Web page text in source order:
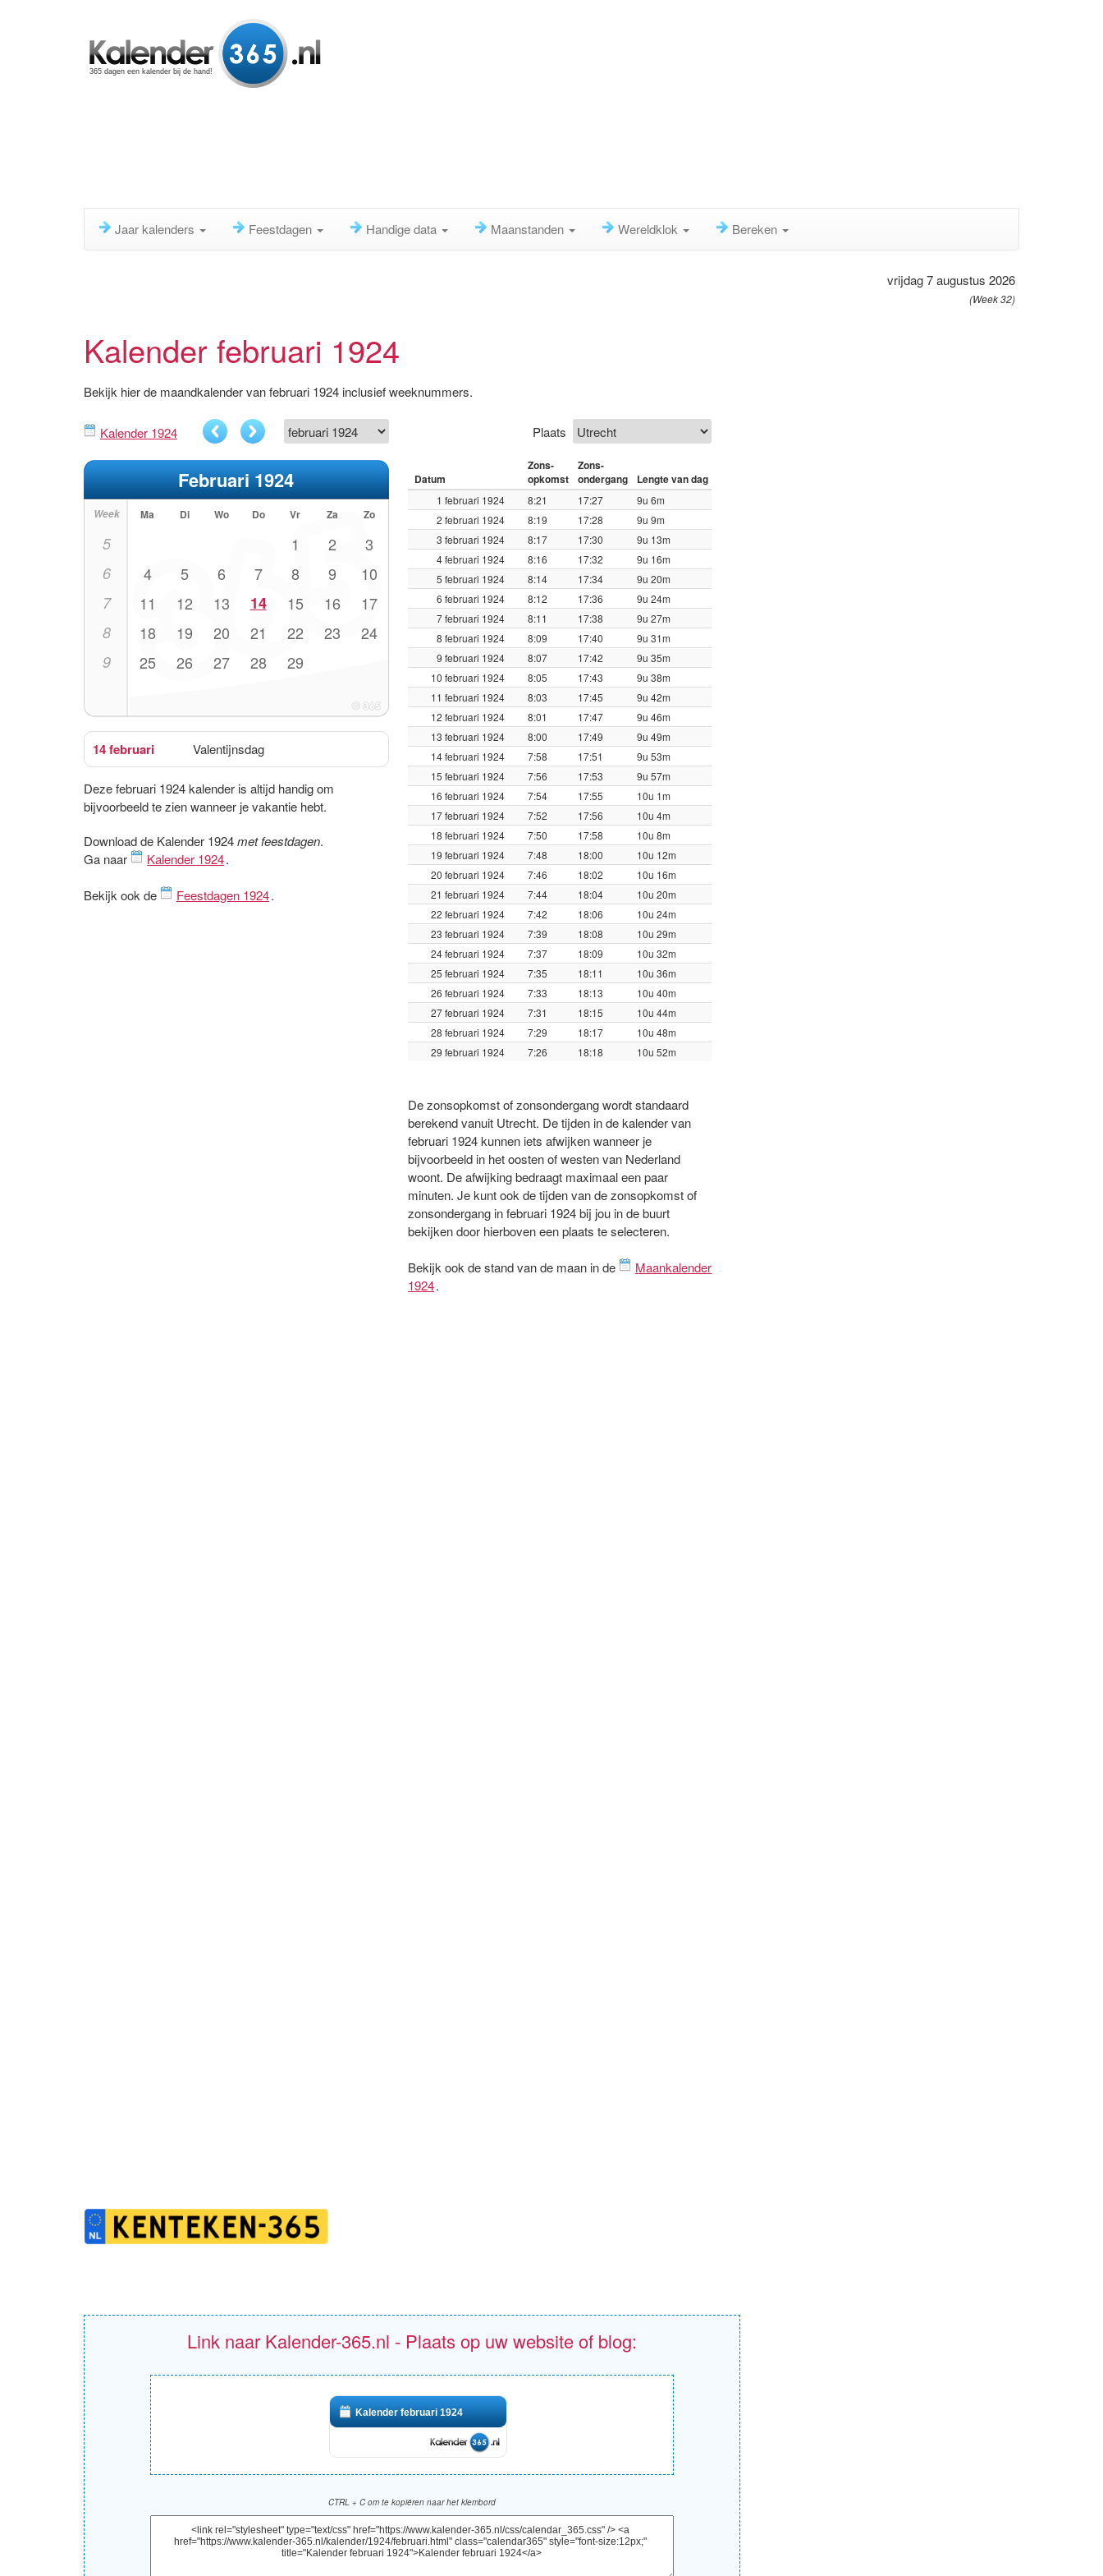
365 dagen een kalender bij de hand!
Jaar kalenders Feestdagen Handige data Maanstanden Wereldklok Bereken
vrijdag 7 augustus 2026
(Week 32)
Kalender februari 1924
Bekijk hier de maandkalender van februari 1924 inclusief weeknummers.
Kalender 1924
Februari 1924
Week Ma Di Wo Do Vr Za Zo
5 1 2 3
6 4 5 6 7 8 9 10
7 11 12 13 14 15 16 17
8 18 19 20 21 22 23 24
9 25 26 27 28 29
14 februari Valentijnsdag
Deze februari 1924 kalender is altijd handig om
bijvoorbeeld te zien wanneer je vakantie hebt.
Download de Kalender 1924met feestdagen.
Ga naar
Kalender 1924.
Bekijk ook de Feestdagen 1924.
Plaats
Datum
Zons-
opkomst
Zons-
ondergang
Lengte van dag
1 februari 1924 8:21 17:27
9u 6m
2 februari 1924
8:19 17:28
9u 9m
3 februari 1924
8:17 17:30
9u 13m
4 februari 1924
8:16 17:32
9u 16m
5 februari 1924
8:14 17:34
9u 20m
6 februari 1924
8:12 17:36
9u 24m
7 februari 1924
8:11 17:38
9u 27m
8 februari 1924
8:09 17:40
9u 31m
9 februari 1924
8:07 17:42
9u 35m
10 februari 1924
8:05 17:43
9u 38m
11 februari 1924
8:03 17:45
9u 42m
12 februari 1924
8:01 17:47
9u 46m
13 februari 1924
8:00 17:49
9u 49m
14 februari 1924
7:58 17:51
9u 53m
15 februari 1924
7:56 17:53
9u 57m
16 februari 1924
7:54 17:55
10u 1m
17 februari 1924
7:52 17:56
10u 4m
18 februari 1924
7:50 17:58
10u 8m
19 februari 1924
7:48 18:00
10u 12m
20 februari 1924
7:46 18:02
10u 16m
21 februari 1924
7:44 18:04
10u 20m
22 februari 1924
7:42 18:06
10u 24m
23 februari 1924
7:39 18:08
10u 29m
24 februari 1924
7:37 18:09
10u 32m
25 februari 1924
7:35 18:11
10u 36m
26 februari 1924
7:33 18:13
10u 40m
27 februari 1924
7:31 18:15
10u 44m
28 februari 1924
7:29 18:17
10u 48m
29 februari 1924
7:26 18:18 10u 52m
De zonsopkomst of zonsondergang wordt standaard
berekend vanuit Utrecht. De tijden in de kalender van
februari 1924 kunnen iets afwijken wanneer je
bijvoorbeeld in het oosten of westen van Nederland
woont. De afwijking bedraagt maximaal een paar
minuten. Je kunt ook de tijden van de zonsopkomst of
zonsondergang in februari 1924 bij jou in de buurt
bekijken door hierboven een plaats te selecteren.
Bekijk ook de stand van de maan in de
Maankalender
1924.
Link naar Kalender-365.nl - Plaats op uw website of blog:
Kalender februari 1924
CTRL + C om te kopiëren naar het klembord